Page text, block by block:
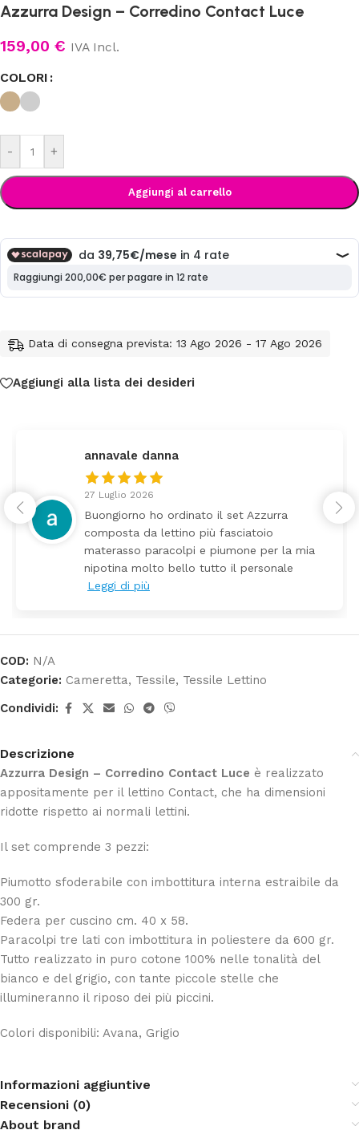
Azzurra Design – Corredino Contact Luce
159,00 € IVA Incl.
COLORI
- +
Aggiungi al carrello
Data di consegna prevista: 13 Ago 2026 - 17 Ago 2026
Aggiungi alla lista dei desideri
annavale danna
27 Luglio 2026
Buongiorno ho ordinato il set Azzurra
composta da lettino più fasciatoio
materasso paracolpi e piumone per la mia
nipotina molto bello tutto il personale
Leggi di più
COD: N/A
Categorie: Cameretta, Tessile, Tessile Lettino
Condividi:
Descrizione
Azzurra Design – Corredino Contact Luce è realizzato
appositamente per il lettino Contact, che ha dimensioni
ridotte rispetto ai normali lettini.
Il set comprende 3 pezzi:
Piumotto sfoderabile con imbottitura interna estraibile da
300 gr.
Federa per cuscino cm. 40 x 58.
Paracolpi tre lati con imbottitura in poliestere da 600 gr.
Tutto realizzato in puro cotone 100% nelle tonalità del
bianco e del grigio, con tante piccole stelle che
illumineranno il riposo dei più piccini.
Colori disponibili: Avana, Grigio
Informazioni aggiuntive
Recensioni (0)
About brand